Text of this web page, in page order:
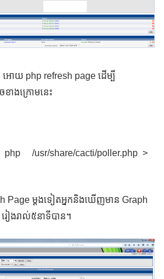
អោយ php refresh page ដើម្បី
ាងក្រោមនេះ
share/cacti/poller.php >
Page ម្តងទៀតអ្នកនិងឃើញមាន Graph
ៀងរាល់៥នាទីបាន។